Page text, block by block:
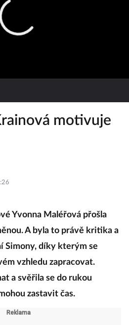
motivuje
Yvonna Maléřová přošla
A byla to právě kritika a
Simony, díky kterým se
vzhledu zapracovat.
a svěřila se do rukou
zastavit čas.